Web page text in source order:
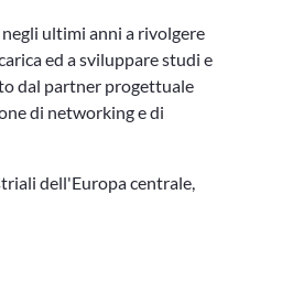
ultimi anni a rivolgere
ed a sviluppare studi e
dal partner progettuale
di networking e di
dell'Europa centrale,